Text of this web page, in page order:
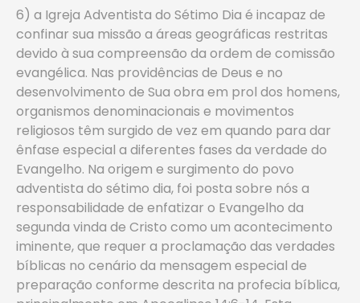
6) a Igreja Adventista do Sétimo Dia é incapaz de
confinar sua missão a áreas geográficas restritas
devido à sua compreensão da ordem de comissão
evangélica. Nas providências de Deus e no
desenvolvimento de Sua obra em prol dos homens,
organismos denominacionais e movimentos
religiosos têm surgido de vez em quando para dar
ênfase especial a diferentes fases da verdade do
Evangelho. Na origem e surgimento do povo
adventista do sétimo dia, foi posta sobre nós a
responsabilidade de enfatizar o Evangelho da
segunda vinda de Cristo como um acontecimento
iminente, que requer a proclamação das verdades
bíblicas no cenário da mensagem especial de
preparação conforme descrita na profecia bíblica,